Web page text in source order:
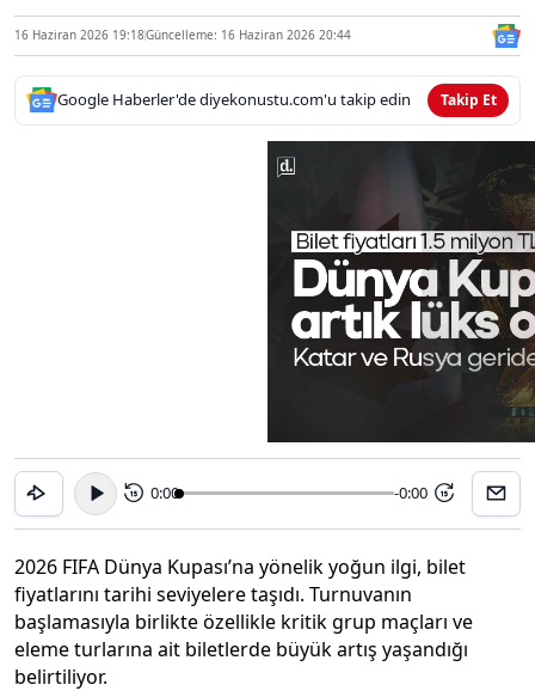
16 Haziran 2026 19:18Güncelleme: 16 Haziran 2026 20:44
Google Haberler'de diyekonustu.com'u takip edin Takip Et
15 0:00 -0:00 15
2026 FIFA Dünya Kupası’na yönelik yoğun ilgi, bilet
fiyatlarını tarihi seviyelere taşıdı. Turnuvanın
başlamasıyla birlikte özellikle kritik grup maçları ve
eleme turlarına ait biletlerde büyük artış yaşandığı
belirtiliyor.